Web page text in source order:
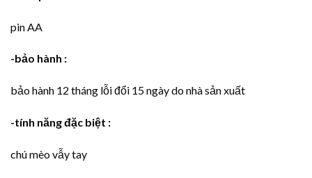
pin AA
-bảo hành :
bảo hành 12 tháng lỗi đổi 15 ngày do nhà sản xuất
-tính năng đặc biệt :
chú mèo vẫy tay